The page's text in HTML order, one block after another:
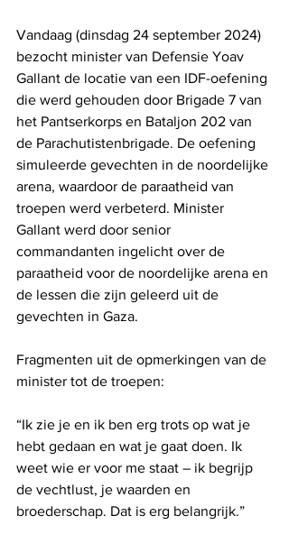
Vandaag (dinsdag 24 september 2024)
bezocht minister van Defensie Yoav
Gallant de locatie van een IDF-oefening
die werd gehouden door Brigade 7 van
het Pantserkorps en Bataljon 202 van
de Parachutistenbrigade. De oefening
simuleerde gevechten in de noordelijke
arena, waardoor de paraatheid van
troepen werd verbeterd. Minister
Gallant werd door senior
commandanten ingelicht over de
paraatheid voor de noordelijke arena en
de lessen die zijn geleerd uit de
gevechten in Gaza.
Fragmenten uit de opmerkingen van de
minister tot de troepen:
“Ik zie je en ik ben erg trots op wat je
hebt gedaan en wat je gaat doen. Ik
weet wie er voor me staat – ik begrijp
de vechtlust, je waarden en
broederschap. Dat is erg belangrijk.”